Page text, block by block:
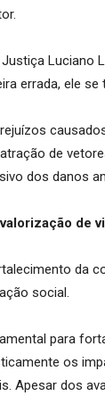
Luciano
errada, ele
de
dos danos
de
da
social.
para
os
Apesar dos